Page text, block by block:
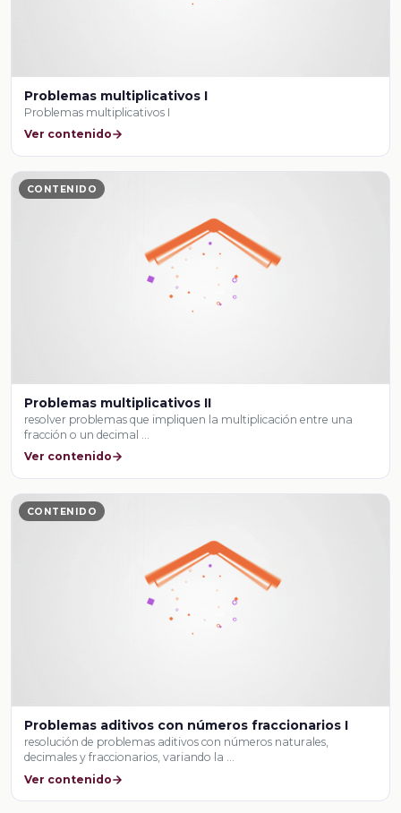
Problemas multiplicativos I
Problemas multiplicativos I
Ver contenido
CONTENIDO
Problemas multiplicativos II
resolver problemas que impliquen la multiplicación entre una
fracción o un decimal …
Ver contenido
CONTENIDO
Problemas aditivos con números fraccionarios I
resolución de problemas aditivos con números naturales,
decimales y fraccionarios, variando la …
Ver contenido